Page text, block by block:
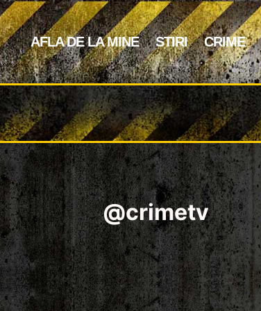
AFLA DE LA MINE STIRI CRIME
@crimetv